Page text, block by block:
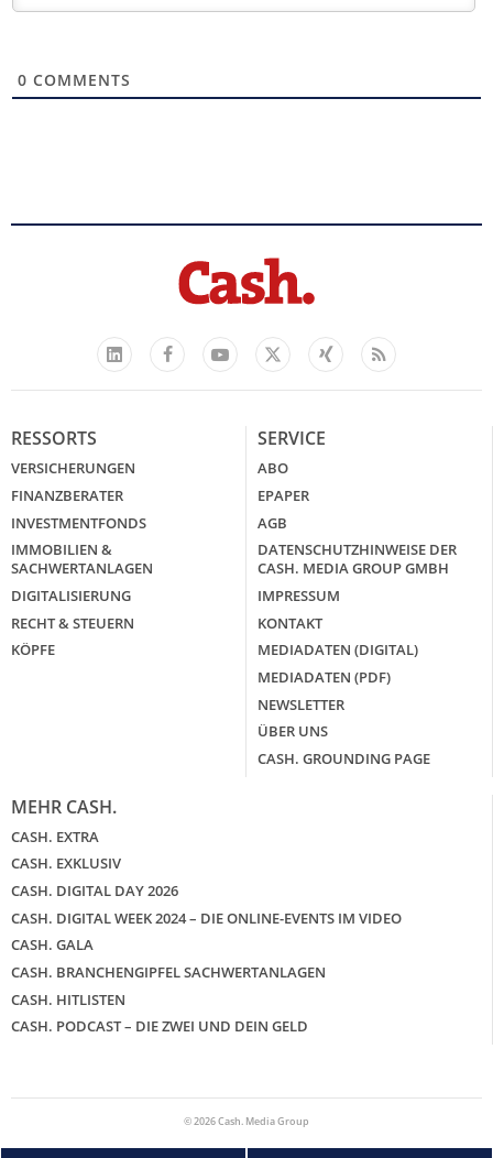
0 COMMENTS
LinkedIn
FacebookYouTube
X
Xing Feed
RESSORTS
VERSICHERUNGEN
FINANZBERATER
INVESTMENTFONDS
IMMOBILIEN &
SACHWERTANLAGEN
DIGITALISIERUNG
RECHT & STEUERN
KÖPFE
SERVICE
ABO
EPAPER
AGB
DATENSCHUTZHINWEISE DER
CASH. MEDIA GROUP GMBH
IMPRESSUM
KONTAKT
MEDIADATEN (DIGITAL)
MEDIADATEN (PDF)
NEWSLETTER
ÜBER UNS
CASH. GROUNDING PAGE
MEHR CASH.
CASH. EXTRA
CASH. EXKLUSIV
CASH. DIGITAL DAY 2026
CASH. DIGITAL WEEK 2024 – DIE ONLINE-EVENTS IM VIDEO
CASH. GALA
CASH. BRANCHENGIPFEL SACHWERTANLAGEN
CASH. HITLISTEN
CASH. PODCAST – DIE ZWEI UND DEIN GELD
© 2026 Cash. Media Group